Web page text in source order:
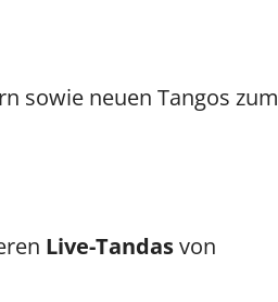
sowie neuen Tangos zum
Live-Tandasvon